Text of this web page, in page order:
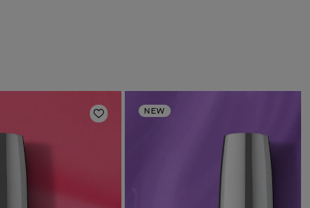
Añadir a la lista de deseos
NEW